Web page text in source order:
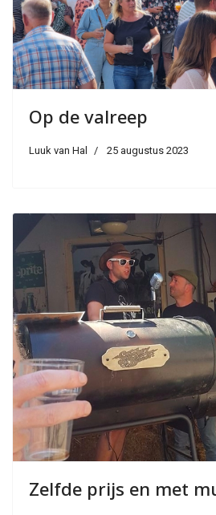
Op de valreep
Luuk van Hal 25 augustus 2023
Zelfde prijs en met